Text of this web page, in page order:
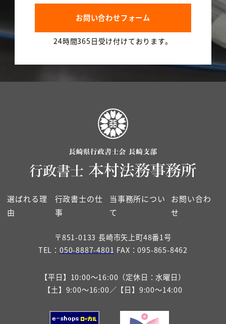
お問い合わせフォーム
24時間365日受け付けております。
選ばれる理
由
行政書士の仕
事
当事務所につい
て
お問い合わ
せ
〒851-0133 長崎市矢上町48番1号
TEL：050-8887-4801 FAX：095-865-8462
【平日】10:00～16:00（定休日：水曜日）
【土】9:00～16:00／【日】9:00～14:00